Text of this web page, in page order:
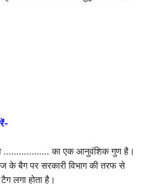
……………… का एक आनुवंशिक गुण है।
के बैग पर सरकारी विभाग की तरफ से
लगा होता है।